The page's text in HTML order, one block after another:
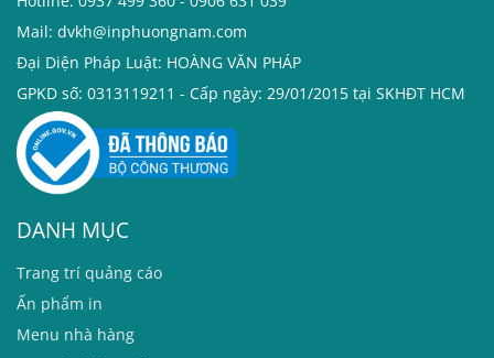
Mail: dvkh@inphuongnam.com
Đại Diện Pháp Luật: HOÀNG VĂN PHÁP
GPKD số: 0313119211 - Cấp ngày: 29/01/2015 tại SKHĐT HCM
DANH MỤC
Trang trí quảng cáo
Ấn phẩm in
Menu nhà hàng